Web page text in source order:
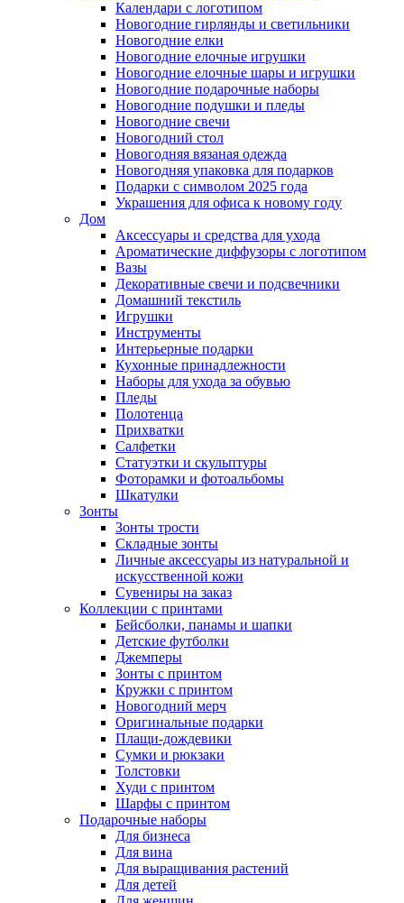
Календари с логотипом
Новогодние гирлянды и светильники
Новогодние елки
Новогодние елочные игрушки
Новогодние елочные шары и игрушки
Новогодние подарочные наборы
Новогодние подушки и пледы
Новогодние свечи
Новогодний стол
Новогодняя вязаная одежда
Новогодняя упаковка для подарков
Подарки с символом 2025 года
Украшения для офиса к новому году
Дом
Аксессуары и средства для ухода
Ароматические диффузоры с логотипом
Вазы
Декоративные свечи и подсвечники
Домашний текстиль
Игрушки
Инструменты
Интерьерные подарки
Кухонные принадлежности
Наборы для ухода за обувью
Пледы
Полотенца
Прихватки
Салфетки
Статуэтки и скульптуры
Фоторамки и фотоальбомы
Шкатулки
Зонты
Зонты трости
Складные зонты
Личные аксессуары из натуральной и
искусственной кожи
Сувениры на заказ
Коллекции с принтами
Бейсболки, панамы и шапки
Детские футболки
Джемперы
Зонты с принтом
Кружки с принтом
Новогодний мерч
Оригинальные подарки
Плащи-дождевики
Сумки и рюкзаки
Толстовки
Худи с принтом
Шарфы с принтом
Подарочные наборы
Для бизнеса
Для вина
Для выращивания растений
Для детей